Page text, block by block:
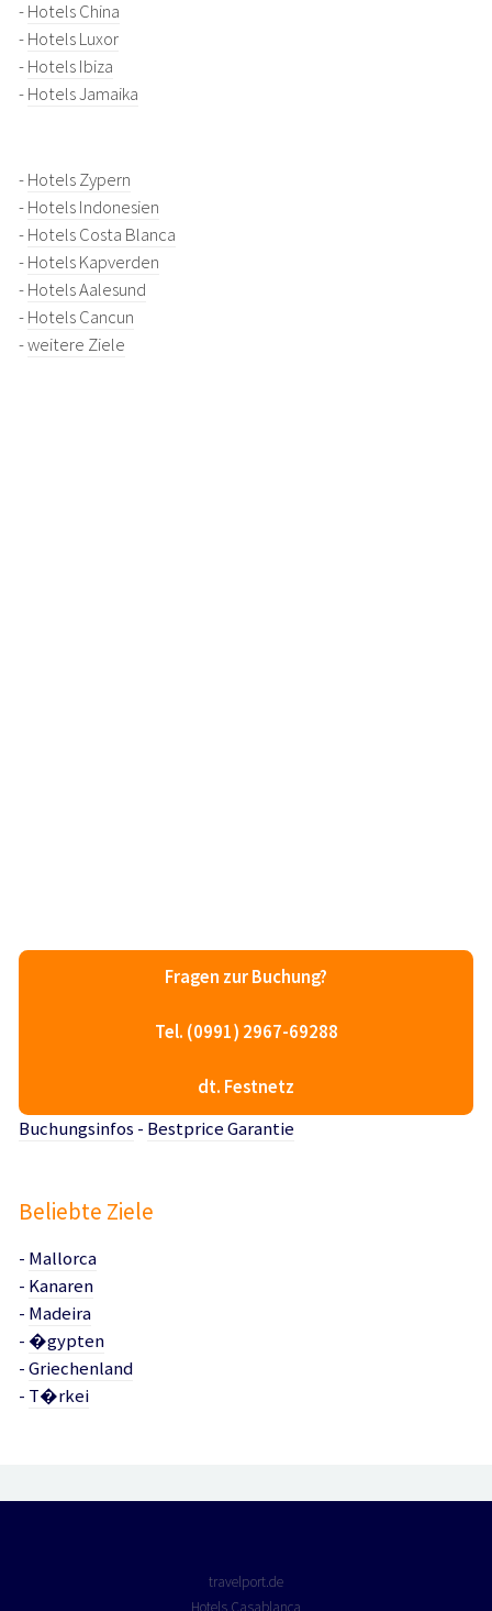
-Hotels China
-Hotels Luxor
-Hotels Ibiza
-Hotels Jamaika
-Hotels Zypern
-Hotels Indonesien
-Hotels Costa Blanca
-Hotels Kapverden
-Hotels Aalesund
-Hotels Cancun
-weitere Ziele
Fragen zur Buchung?
Tel. (0991) 2967-69288
dt. Festnetz
Buchungsinfos - Bestprice Garantie
Beliebte Ziele
- Mallorca
- Kanaren
- Madeira
- �gypten
-Griechenland
- T�rkei
travelport.de
Hotels Casablanca